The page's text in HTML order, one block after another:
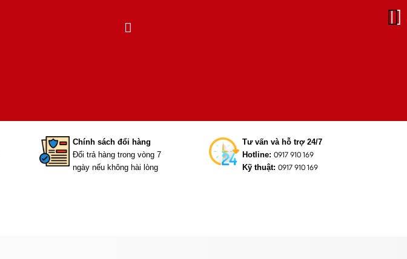
Chính sách đổi hàng
Đổi trả hàng trong vòng 7
ngày nếu không hài lòng
Tư vấn và hỗ trợ 24/7
Hotline: 0917 910 169
Kỹ thuật:0917 910 169